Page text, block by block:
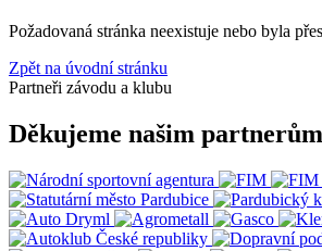
Požadovaná stránka neexistuje nebo byla
Zpět na úvodní stránku
Partneři závodu a klubu
Děkujeme našim partnerům